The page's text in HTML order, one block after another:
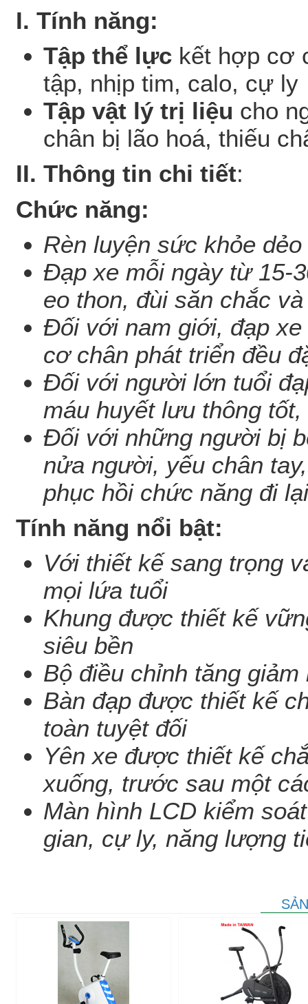
I. Tính năng:
Tập thể lựckết hợp cơ
tập, nhịp tim, calo, cự ly
Tập vật lý trị liệu cho
chân bị lão hoá, thiếu
II. Thông tin chi tiết:
Chức năng:
Rèn luyện sức khỏe
Đạp xe mỗi ngày từ 15-
eo thon, đùi săn chắc
Đối với nam giới, đạp
cơ chân phát triển đều
Đối với người lớn tuổi
máu huyết lưu thông
Đối với những người bị
nửa người, yếu chân
phục hồi chức năng đi
Tính năng nổi bật:
Với thiết kế sang trọng
mọi lứa tuổi
Khung được thiết kế
siêu bền
Bộ điều chỉnh tăng
Bàn đạp được thiết kế
toàn tuyệt đối
Yên xe được thiết kế
xuống, trước sau một
Màn hình LCD kiểm
gian, cự ly, năng lượng